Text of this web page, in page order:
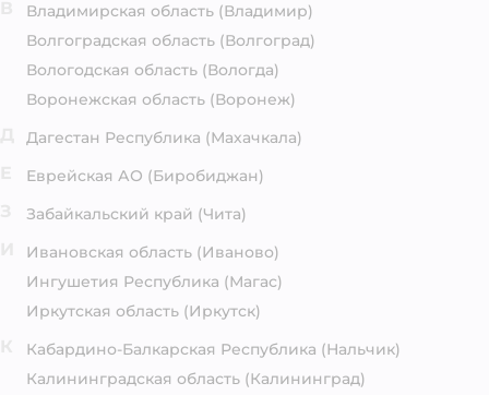
Владимирская область (Владимир)
Волгоградская область (Волгоград)
Вологодская область (Вологда)
Воронежская область (Воронеж)
Дагестан Республика (Махачкала)
Еврейская АО (Биробиджан)
Забайкальский край (Чита)
Ивановская область (Иваново)
Ингушетия Республика (Магас)
Иркутская область (Иркутск)
Кабардино-Балкарская Республика (Нальчик)
Калининградская область (Калининград)